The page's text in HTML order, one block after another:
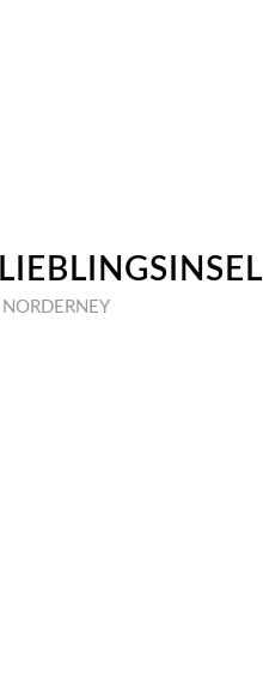
NORDERNEY